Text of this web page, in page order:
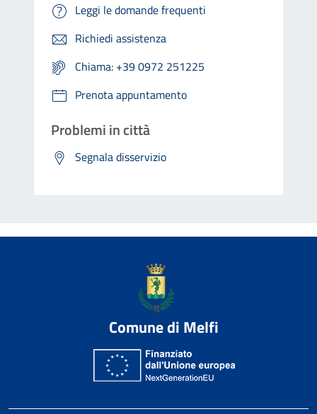
Leggi le domande frequenti
Richiedi assistenza
Chiama: +39 0972 251225
Prenota appuntamento
Problemi in città
Segnala disservizio
Comune di Melfi